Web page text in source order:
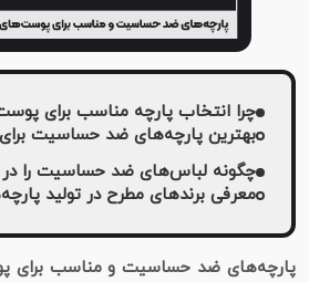
چرا انتخاب پارچه مناسب برای
بهترین پارچه‌های ضد حساسیت
چگونه لباس‌های ضد حساسیت را
معرفی برندهای مطرح در تولید
پارچه‌های ضد حساسیت و مناسب